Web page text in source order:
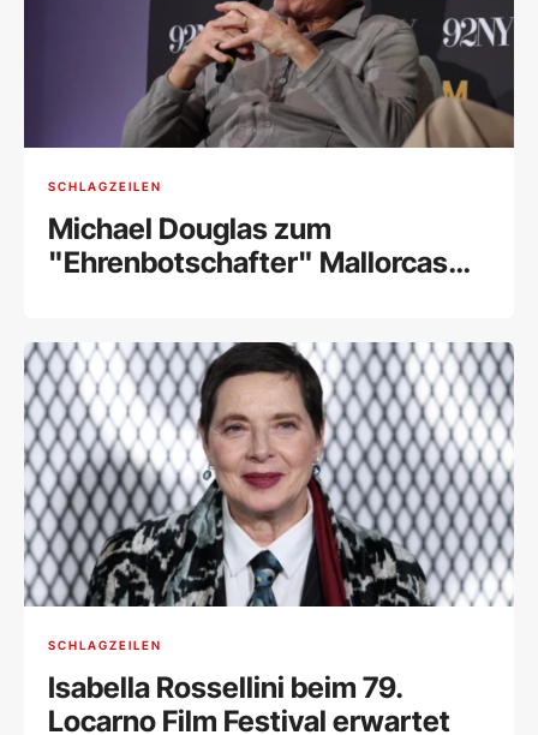
SCHLAGZEILEN
Michael Douglas zum
"Ehrenbotschafter" Mallorcas
SCHLAGZEILEN
Isabella Rossellini beim 79.
Locarno Film Festival erwartet